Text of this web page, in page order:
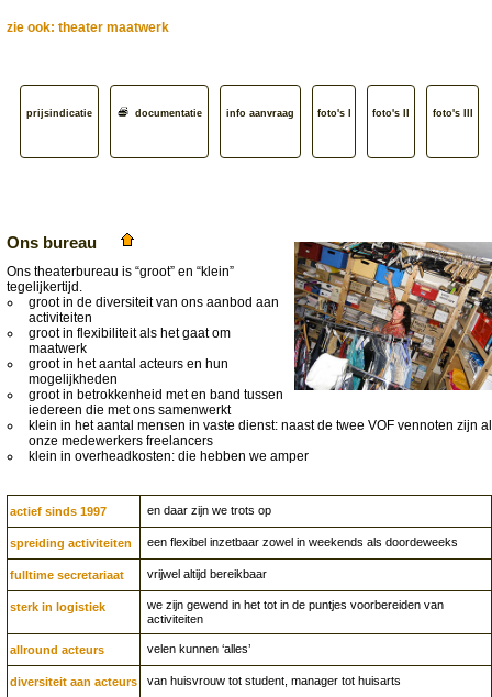
zie ook: theater maatwerk
prijsindicatie documentatie info aanvraag foto's I foto's II foto's III
Ons bureau
Ons theaterbureau is “groot” en “klein”
tegelijkertijd.
groot in de diversiteit van ons aanbod aan
activiteiten
groot in flexibiliteit als het gaat om
maatwerk
groot in het aantal acteurs en hun
mogelijkheden
groot in betrokkenheid met en band tussen
iedereen die met ons samenwerkt
klein in het aantal mensen in vaste dienst: naast de twee VOF vennoten zijn al
onze medewerkers freelancers
klein in overheadkosten: die hebben we amper
actief sinds 1997 en daar zijn we trots op
spreiding activiteiten een flexibel inzetbaar zowel in weekends als doordeweeks
fulltime secretariaat vrijwel altijd bereikbaar
sterk in logistiek
we zijn gewend in het tot in de puntjes voorbereiden van
activiteiten
allround acteurs velen kunnen ‘alles’
diversiteit aan acteurs van huisvrouw tot student, manager tot huisarts